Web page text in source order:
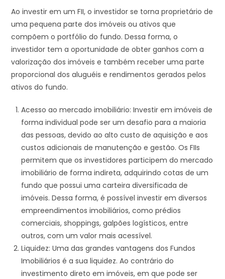
Ao investir em um FII, o investidor se torna proprietário de
uma pequena parte dos imóveis ou ativos que
compõem o portfólio do fundo. Dessa forma, o
investidor tem a oportunidade de obter ganhos com a
valorização dos imóveis e também receber uma parte
proporcional dos aluguéis e rendimentos gerados pelos
ativos do fundo.
Acesso ao mercado imobiliário: Investir em imóveis de
forma individual pode ser um desafio para a maioria
das pessoas, devido ao alto custo de aquisição e aos
custos adicionais de manutenção e gestão. Os FIIs
permitem que os investidores participem do mercado
imobiliário de forma indireta, adquirindo cotas de um
fundo que possui uma carteira diversificada de
imóveis. Dessa forma, é possível investir em diversos
empreendimentos imobiliários, como prédios
comerciais, shoppings, galpões logísticos, entre
outros, com um valor mais acessível.
Liquidez: Uma das grandes vantagens dos Fundos
Imobiliários é a sua liquidez. Ao contrário do
investimento direto em imóveis, em que pode ser